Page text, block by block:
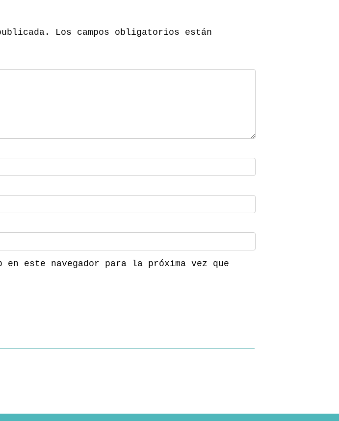
Los campos obligatorios están
este navegador para la próxima vez que